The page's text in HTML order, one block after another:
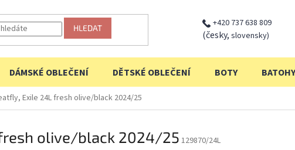
HLEDAT +420 737 638 809
(česky, slovensky)
DÁMSKÉ OBLEČENÍ DĚTSKÉ OBLEČENÍ BOTY BATOHY
Exile 24L fresh olive/black 2024/25
olive/black 2024/25 129870/24L